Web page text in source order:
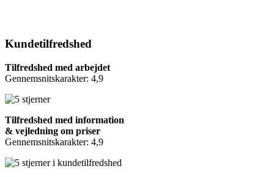
Kundetilfredshed
Tilfredshed med arbejdet
Gennemsnitskarakter: 4,9
Tilfredshed med information
& vejledning om priser
Gennemsnitskarakter: 4,9